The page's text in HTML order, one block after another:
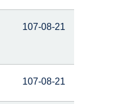
107-08-21
107-08-21